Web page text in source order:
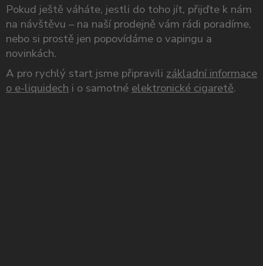
Pokud ještě váháte, jestli do toho jít, přijďte k nám
na návštěvu – na naší prodejně vám rádi poradíme,
nebo si prostě jen popovídáme o vapingu a
novinkách.
A pro rychlý start jsme připravili základní informace
o e-liquidech i o samotné elektronické cigaretě.